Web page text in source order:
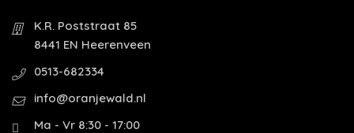
K.R. Poststraat 85
8441 EN Heerenveen
0513-682334
info@oranjewald.nl
Ma - Vr 8:30 - 17:00